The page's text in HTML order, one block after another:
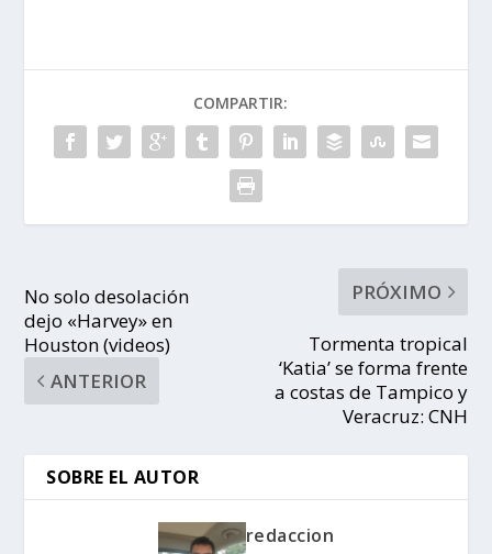
COMPARTIR:
No solo desolación
dejo «Harvey» en
Houston (videos)
ANTERIOR
PRÓXIMO
Tormenta tropical
‘Katia’ se forma frente
a costas de Tampico y
Veracruz: CNH
SOBRE EL AUTOR
redaccion